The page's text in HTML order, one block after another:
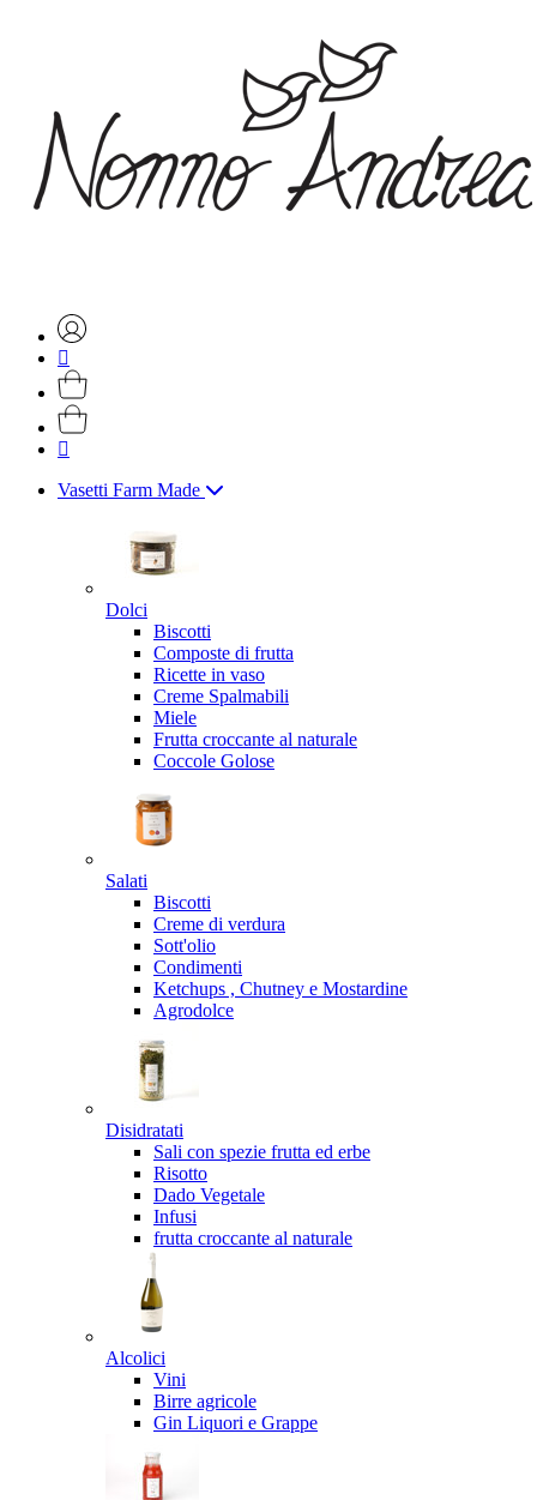
Vasetti Farm Made
Dolci
Biscotti
Composte di frutta
Ricette in vaso
Creme Spalmabili
Miele
Frutta croccante al naturale
Coccole Golose
Salati
Biscotti
Creme di verdura
Sott'olio
Condimenti
Ketchups , Chutney e Mostardine
Agrodolce
Disidratati
Sali con spezie frutta ed erbe
Risotto
Dado Vegetale
Infusi
frutta croccante al naturale
Alcolici
Vini
Birre agricole
Gin Liquori e Grappe